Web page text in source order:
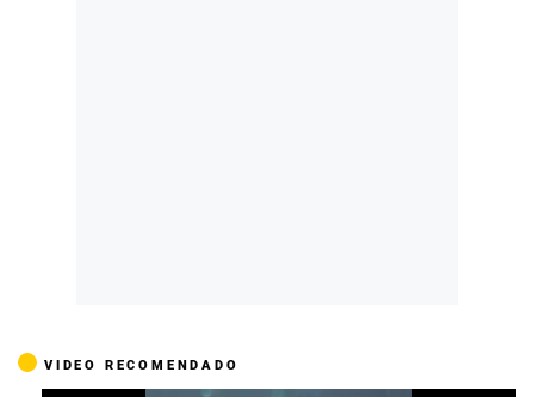
VIDEO RECOMENDADO